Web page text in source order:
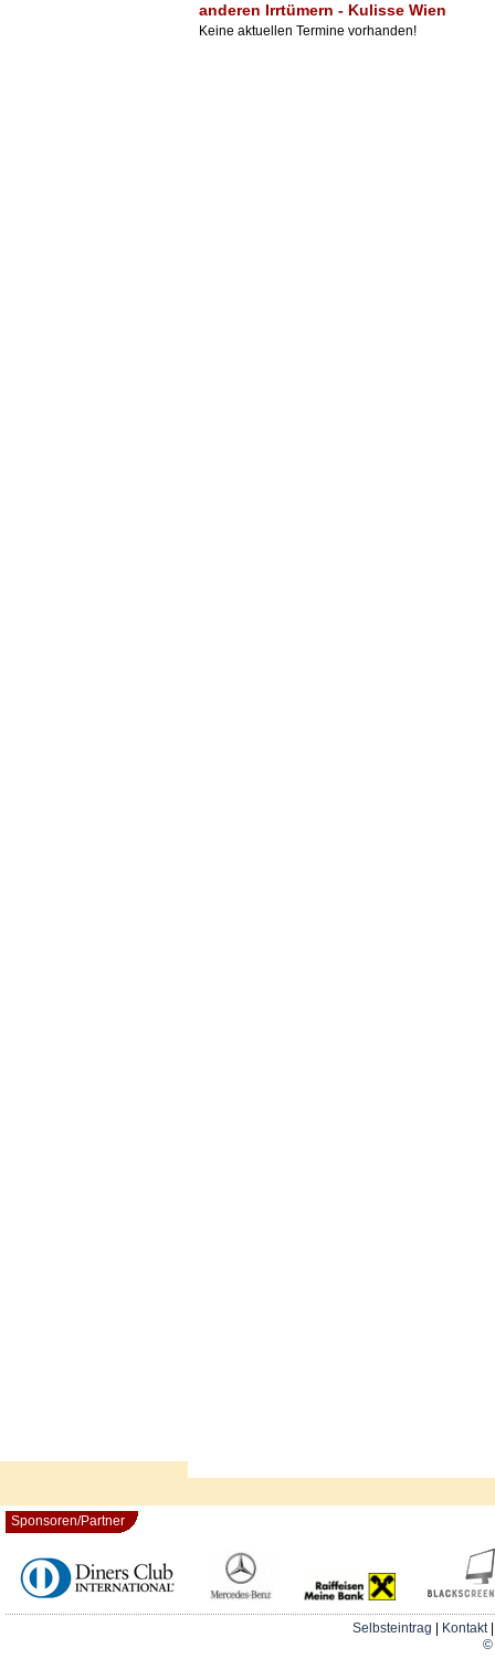
anderen Irrtümern - Kulisse Wien
Keine aktuellen Termine vorhanden!
Sponsoren/Partner
Selbsteintrag Kontakt
©